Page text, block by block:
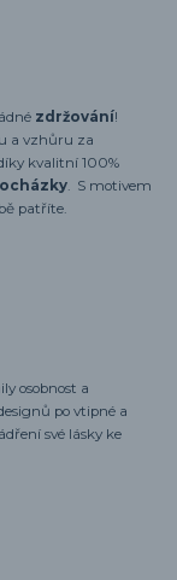
zdržování!
a vzhůru za
kvalitní 100%
. S motivem
patříte.
osobnost a
po vtipné a
své lásky ke